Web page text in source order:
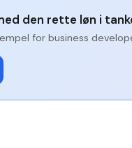
den rette løn i
for business